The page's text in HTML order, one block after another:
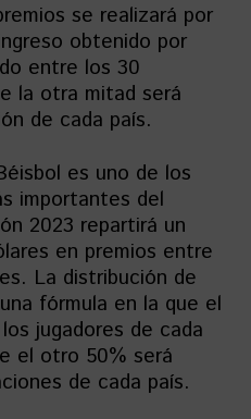
se realizará por
obtenido por
entre los 30
la otra mitad será
de cada país.
es uno de los
importantes del
2023 repartirá un
en premios entre
La distribución de
fórmula en la que el
jugadores de cada
el otro 50% será
de cada país.